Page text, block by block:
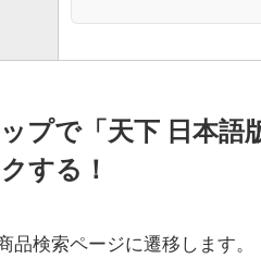
プで「天下 日本語
する！
品検索ページに遷移します。